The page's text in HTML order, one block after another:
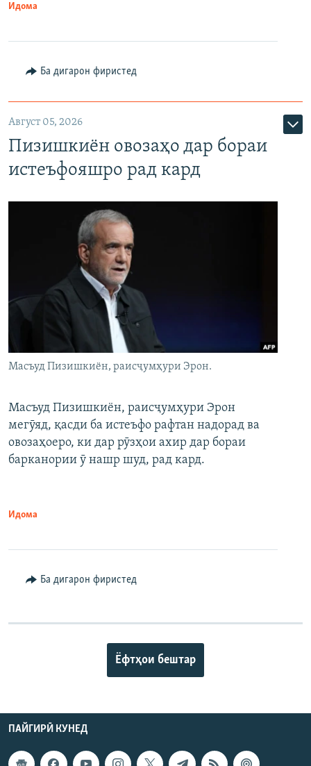
Идома
Ба дигарон фиристед
Август 05, 2026
Пизишкиён овозаҳо дар бораи
истеъфояшро рад кард
Масъуд Пизишкиён, раисҷумҳури Эрон.
Масъуд Пизишкиён, раисҷумҳури Эрон
мегӯяд, қасди ба истеъфо рафтан надорад ва
овозаҳоеро, ки дар рӯзҳои ахир дар бораи
барканории ӯ нашр шуд, рад кард.
Идома
Ба дигарон фиристед
Ёфтҳои бештар
ПАЙГИРӢ КУНЕД